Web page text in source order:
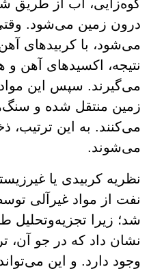
کوه‌زایی، آب از طریق
درون زمین می‌شود.
می‌شود، با کربیدهای
نتیجه، اکسیدهای آهن
می‌گیرند. سپس این مواد
زمین منتقل شده و
می‌کنند. به این ترتیب،
می‌شوند.
نظریه کربیدی یا
نفت از مواد غیرآلی
شد؛ زیرا
نشان داد که در جو آن،
وجود دارد. و این